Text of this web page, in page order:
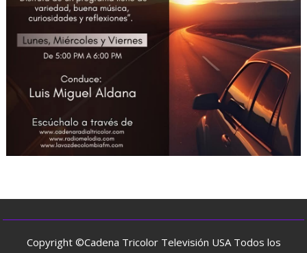
Copyright ©Cadena Tricolor Televisión USA Todos los